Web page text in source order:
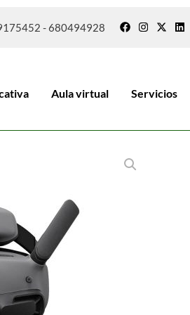
- 680494928
Aula virtual Servicios